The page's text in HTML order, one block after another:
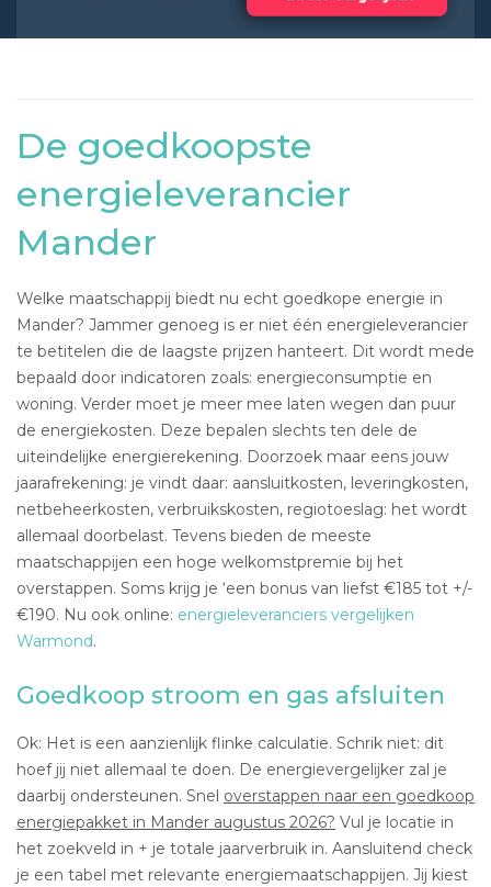
De goedkoopste
energieleverancier
Mander
Welke maatschappij biedt nu echt goedkope energie in
Mander? Jammer genoeg is er niet één energieleverancier
te betitelen die de laagste prijzen hanteert. Dit wordt mede
bepaald door indicatoren zoals: energieconsumptie en
woning. Verder moet je meer mee laten wegen dan puur
de energiekosten. Deze bepalen slechts ten dele de
uiteindelijke energierekening. Doorzoek maar eens jouw
jaarafrekening: je vindt daar: aansluitkosten, leveringkosten,
netbeheerkosten, verbruikskosten, regiotoeslag: het wordt
allemaal doorbelast. Tevens bieden de meeste
maatschappijen een hoge welkomstpremie bij het
overstappen. Soms krijg je ‘een bonus van liefst €185 tot +/-
€190. Nu ook online: energieleveranciers vergelijken
Warmond.
Goedkoop stroom en gas afsluiten
Ok: Het is een aanzienlijk flinke calculatie. Schrik niet: dit
hoef jij niet allemaal te doen. De energievergelijker zal je
daarbij ondersteunen. Snel overstappen naar een goedkoop
energiepakket in Mander augustus 2026? Vul je locatie in
het zoekveld in + je totale jaarverbruik in. Aansluitend check
je een tabel met relevante energiemaatschappijen. Jij kiest